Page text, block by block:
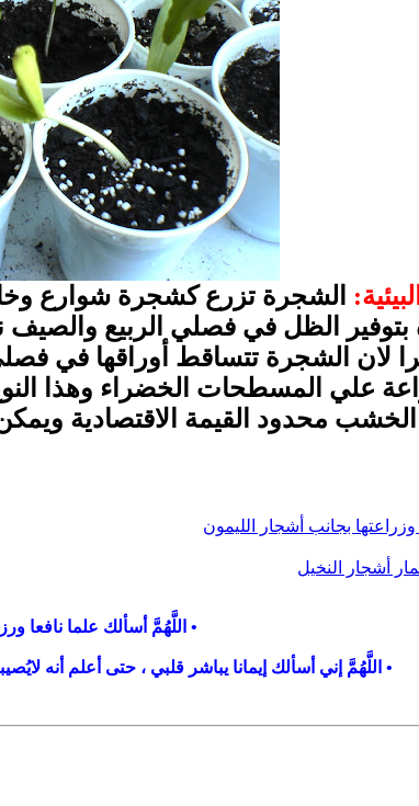
الشجرة تزرع كشجرة شوارع
بتوفير الظل في فصلي الربيع
لان الشجرة تتساقط أوراقها في
علي المسطحات الخضراء وهذا
الخشب محدود القيمة الاقتصادية
بجانب أشجار الليمون
أشجار النخيل
• اللَّهُمَّ أسألك علما نافعا
• اللَّهُمَّ إني أسألك إيمانا يباشر قلبي ، حتى أعلم أنه